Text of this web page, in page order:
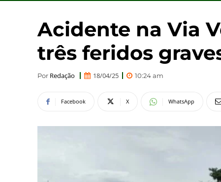
Acidente na Via
três feridos
Por Redação 18/04/25 10:24 am
Facebook X WhatsApp